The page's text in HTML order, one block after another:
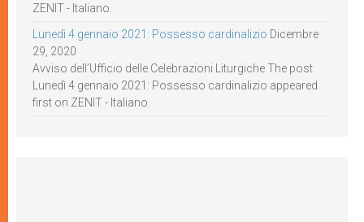
ZENIT - Italiano.
Lunedì 4 gennaio 2021: Possesso cardinalizio Dicembre
29, 2020
Avviso dell’Ufficio delle Celebrazioni Liturgiche The post
Lunedì 4 gennaio 2021: Possesso cardinalizio appeared
first on ZENIT - Italiano.